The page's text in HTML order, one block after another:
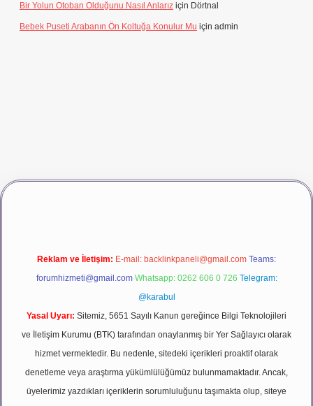
Bir Yolun Otoban Olduğunu Nasıl Anlarız için Dörtnal
Bebek Puseti Arabanın Ön Koltuğa Konulur Mu için admin
girişbetexper
Reklam ve İletişim: E-mail: backlinkpaneli@gmail.com Teams:
forumhizmeti@gmail.com Whatsapp: 0262 606 0 726 Telegram:
@karabul
Yasal Uyarı: Sitemiz, 5651 Sayılı Kanun gereğince Bilgi Teknolojileri
ve İletişim Kurumu (BTK) tarafından onaylanmış bir Yer Sağlayıcı olarak
hizmet vermektedir. Bu nedenle, sitedeki içerikleri proaktif olarak
denetleme veya araştırma yükümlülüğümüz bulunmamaktadır. Ancak,
üyelerimiz yazdıkları içeriklerin sorumluluğunu taşımakta olup, siteye